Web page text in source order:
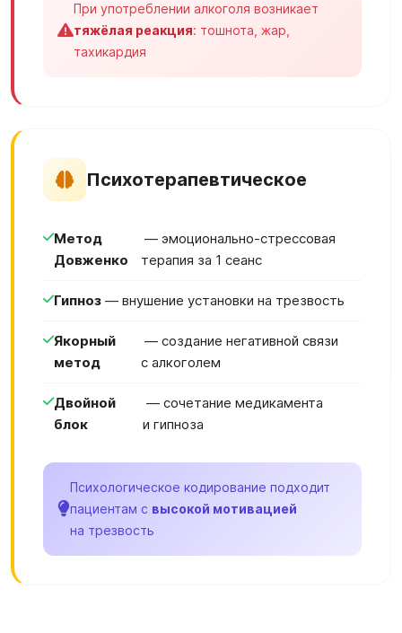
При употреблении алкоголя возникает
тяжёлая реакция: тошнота, жар,
тахикардия
Психотерапевтическое
Метод
Довженко
— эмоционально-стрессовая
терапия за 1 сеанс
Гипноз — внушение установки на трезвость
Якорный
метод
— создание негативной связи
с алкоголем
Двойной
блок
— сочетание медикамента
и гипноза
Психологическое кодирование подходит
пациентам с высокой мотивацией
на трезвость